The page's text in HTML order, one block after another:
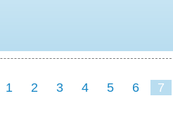
1 2 3 4 5 6 7